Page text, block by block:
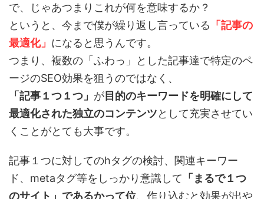
で、じゃあつまりこれが何を意味するか？
というと、今まで僕が繰り返し言っている 「記事の
最適化」 になると思うんです。
つまり、複数の「ふわっ」とした記事達で特定のペ
ージのSEO効果を狙うのではなく、
「記事１つ１つ」 が目的のキーワードを明確にして
最適化された独立のコンテンツとして充実させてい
くことがとても大事です。
記事１つに対してのhタグの検討、関連キーワー
ド、metaタグ等をしっかり意識して 「まるで１つ
のサイト」であるかって位、作り込むと効果が出や